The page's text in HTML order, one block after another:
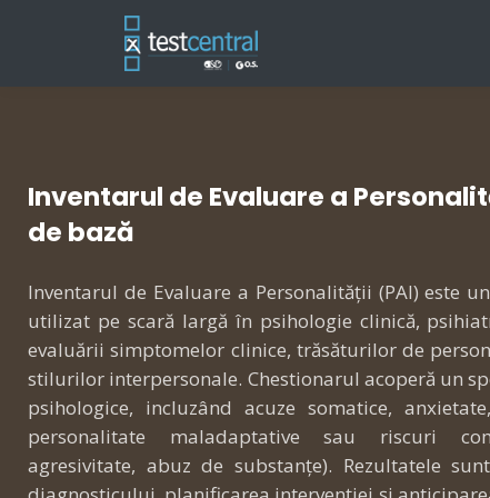
Inventarul de Evaluare a
de bază
Inventarul de Evaluare a Personalității (PAI) este
utilizat pe scară largă în psihologie clinică,
evaluării simptomelor clinice, trăsăturilor de
stilurilor interpersonale. Chestionarul acoperă un
psihologice, incluzând acuze somatice,
personalitate maladaptative sau riscuri
agresivitate, abuz de substanțe). Rezultatele